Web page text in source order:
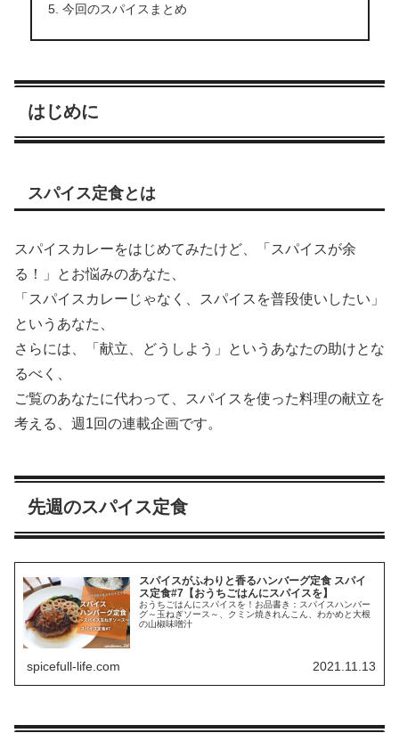
今回のスパイスまとめ
はじめに
スパイス定食とは
スパイスカレーをはじめてみたけど、「スパイスが余
る！」とお悩みのあなた、
「スパイスカレーじゃなく、スパイスを普段使いしたい」
というあなた、
さらには、「献立、どうしよう」というあなたの助けとな
るべく、
ご覧のあなたに代わって、スパイスを使った料理の献立を
考える、週1回の連載企画です。
先週のスパイス定食
スパイスがふわりと香るハンバーグ定食 スパイ
ス定食#7【おうちごはんにスパイスを】
おうちごはんにスパイスを！お品書き：スパイスハンバー
グ～玉ねぎソース～、クミン焼きれんこん、わかめと大根
の山椒味噌汁
spicefull-life.com 2021.11.13